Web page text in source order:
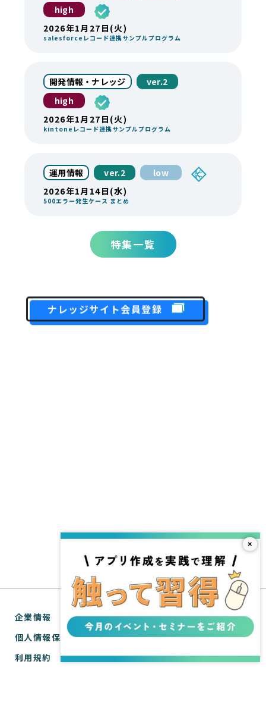
high
2026年1月27日(火)
salesforceレコード連携サンプルプログラム
開発情報・ナレッジ
ver.2
high
2026年1月27日(火)
kintoneレコード連携サンプルプログラム
運用情報 ver.2
low
2026年1月14日(水)
500エラー発生ケース まとめ
特集一覧
ナレッジサイト会員登録
企業情報
個人情報保護方針
利用規約
×